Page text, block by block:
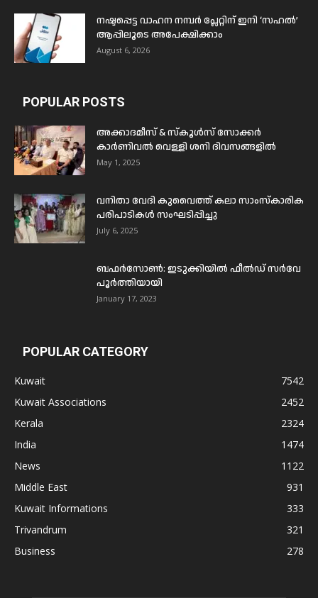
നഷ്ടപ്പെട്ട വാഹന നമ്പർ പ്ലേറ്റിന് ഇനി ‘സഹൽ’
ആപ്പിലൂടെ അപേക്ഷിക്കാം
August 6, 2026
POPULAR POSTS
അക്കാദമീസ് & സ്കൂൾസ് സോക്കർ
കാർണിവൽ വെള്ളി ശനി ദിവസങ്ങളിൽ
May 1, 2025
വനിതാ വേദി കുവൈത്ത് കലാ സാംസ്കാരിക
പരിപാടികൾ സംഘടിപ്പിച്ചു
July 6, 2025
ബഫര്‍സോണ്‍: ഇടുക്കിയില്‍ ഫീല്‍ഡ് സര്‍വേ
പൂര്‍ത്തിയായി
January 17, 2023
POPULAR CATEGORY
Kuwait
7542
Kuwait Associations
2452
Kerala
2324
India
1474
News
1122
Middle East
931
Kuwait Informations
333
Trivandrum
321
Business
278